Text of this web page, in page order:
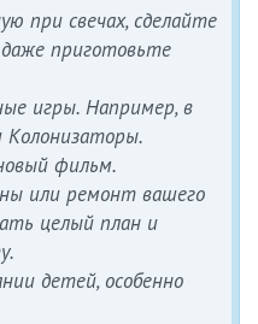
при свечах, сделайте
даже приготовьте
игры. Например, в
фильм.
или ремонт вашего
целый план и
детей, особенно